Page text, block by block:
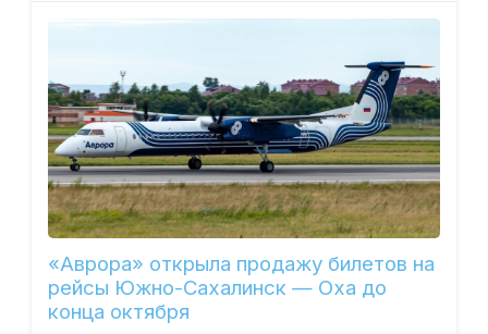
«Аврора» открыла продажу билетов на
рейсы Южно-Сахалинск — Оха до
конца октября